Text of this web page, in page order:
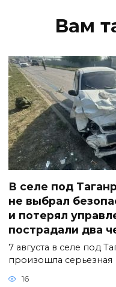
Вам
В селе под
не выбрал
и потерял
пострадали два
7 августа в селе под
произошла серьезная
16